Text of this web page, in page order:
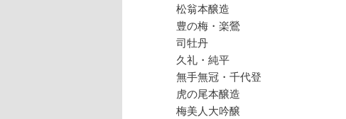
松翁本醸造
豊の梅・楽鶯
司牡丹
久礼・純平
無手無冠・千代登
虎の尾本醸造
梅美人大吟醸